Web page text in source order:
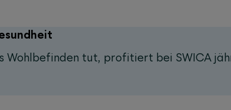
Wohlbefinden tut, profitiert bei SWICA